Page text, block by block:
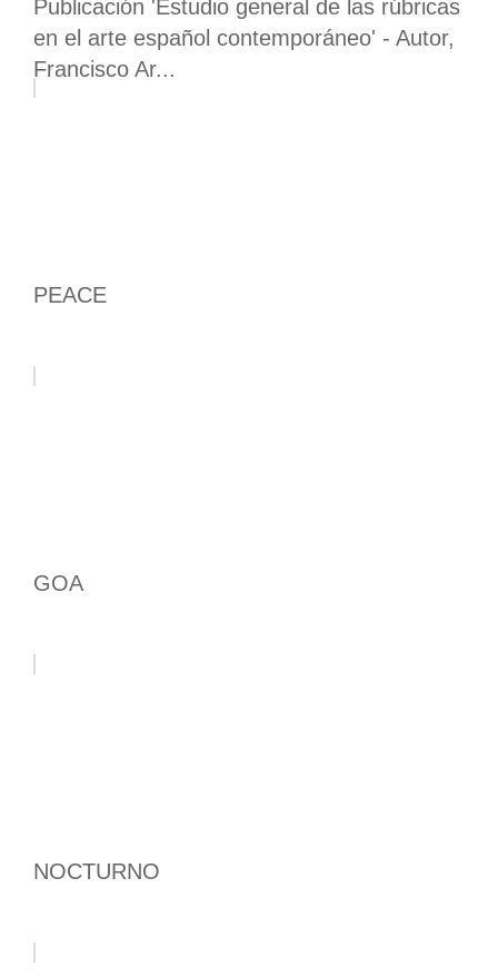
Publicación 'Estudio general de las rúbricas
en el arte español contemporáneo' - Autor,
Francisco Ar...
PEACE
GOA
NOCTURNO